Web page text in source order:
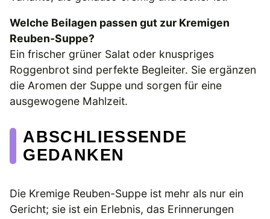
Welche Beilagen passen gut zur Kremigen
Reuben-Suppe?
Ein frischer grüner Salat oder knuspriges
Roggenbrot sind perfekte Begleiter. Sie ergänzen
die Aromen der Suppe und sorgen für eine
ausgewogene Mahlzeit.
ABSCHLIESSENDE G
EDANKEN
Die Kremige Reuben-Suppe ist mehr als nur ein
Gericht; sie ist ein Erlebnis, das Erinnerungen